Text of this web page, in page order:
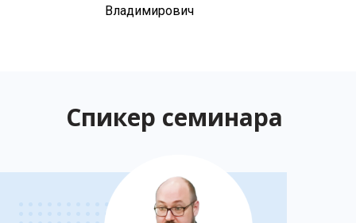
Владимирович
Спикер семинара